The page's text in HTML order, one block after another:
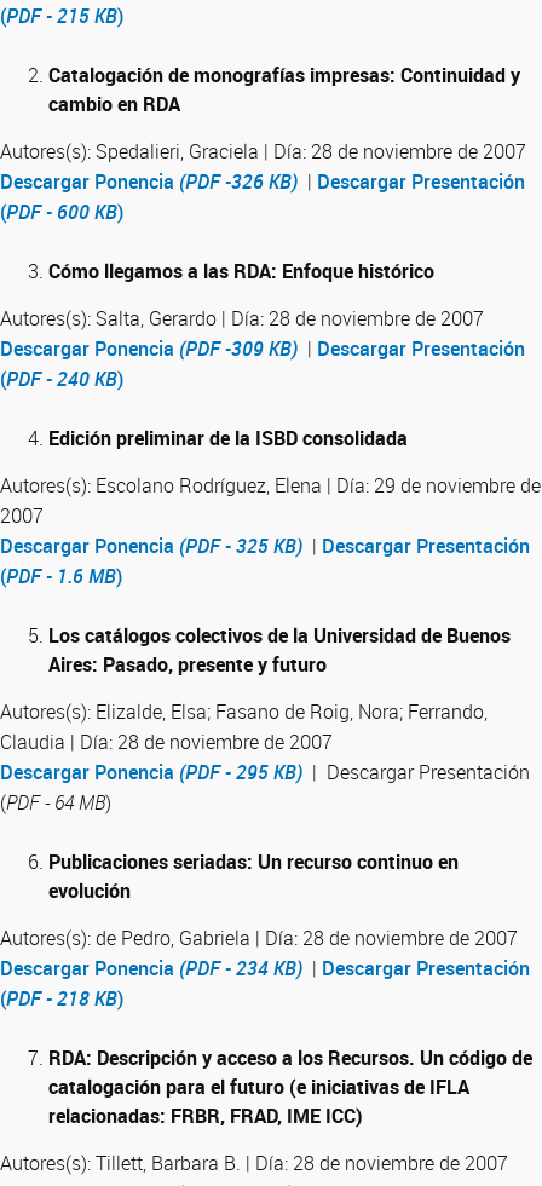
(PDF - 215 KB)
Catalogación de monografías impresas: Continuidad y
cambio en RDA
Autores(s): Spedalieri, Graciela | Día: 28 de noviembre de 2007
Descargar Ponencia (PDF -326 KB) | Descargar Presentación
(PDF - 600 KB)
Cómo llegamos a las RDA: Enfoque histórico
Autores(s): Salta, Gerardo | Día: 28 de noviembre de 2007
Descargar Ponencia (PDF -309 KB) | Descargar Presentación
(PDF - 240 KB)
Edición preliminar de la ISBD consolidada
Autores(s): Escolano Rodríguez, Elena | Día: 29 de noviembre de
2007
Descargar Ponencia (PDF - 325 KB) | Descargar Presentación
(PDF - 1.6 MB)
Los catálogos colectivos de la Universidad de Buenos
Aires: Pasado, presente y futuro
Autores(s): Elizalde, Elsa; Fasano de Roig, Nora; Ferrando,
Claudia | Día: 28 de noviembre de 2007
Descargar Ponencia (PDF - 295 KB) | Descargar Presentación
(PDF - 64 MB)
Publicaciones seriadas: Un recurso continuo en
evolución
Autores(s): de Pedro, Gabriela | Día: 28 de noviembre de 2007
Descargar Ponencia (PDF - 234 KB) | Descargar Presentación
(PDF - 218 KB)
RDA: Descripción y acceso a los Recursos. Un código de
catalogación para el futuro (e iniciativas de IFLA
relacionadas: FRBR, FRAD, IME ICC)
Autores(s): Tillett, Barbara B. | Día: 28 de noviembre de 2007